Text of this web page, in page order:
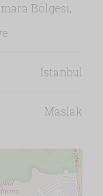
Bölgesi,
İstanbul
Maslak